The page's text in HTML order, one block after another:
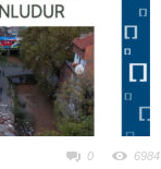
0 6984